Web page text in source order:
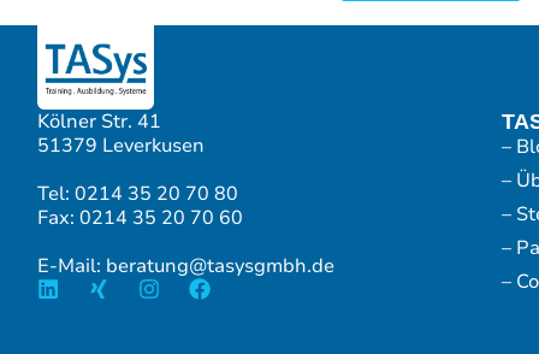
Kölner Str. 41
51379 Leverkusen
Tel: 0214 35 20 70 80
Fax: 0214 35 20 70 60
E-Mail: beratung@tasysgmbh.de
–
–
–
–
–